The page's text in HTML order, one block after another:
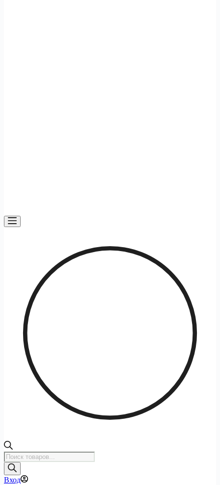
Поиск
товаров
Вход